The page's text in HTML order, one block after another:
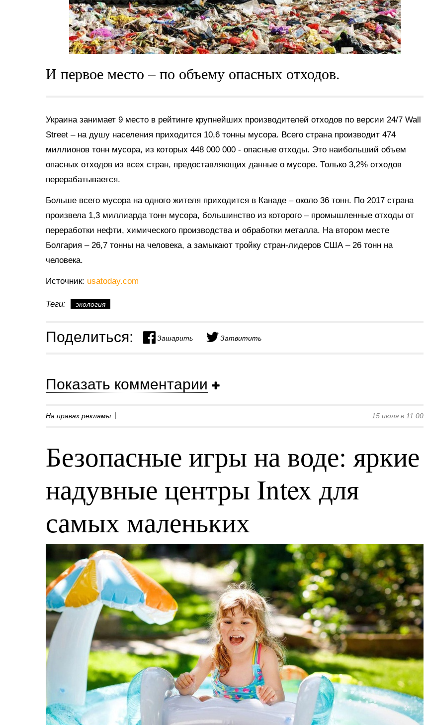
И первое место – по объему опасных отходов.
Украина занимает 9 место в рейтинге крупнейших производителей отходов по версии 24/7 Wall
Street – на душу населения приходится 10,6 тонны мусора. Всего страна производит 474
миллионов тонн мусора, из которых 448 000 000 - опасные отходы. Это наибольший объем
опасных отходов из всех стран, предоставляющих данные о мусоре. Только 3,2% отходов
перерабатывается.
Больше всего мусора на одного жителя приходится в Канаде – около 36 тонн. По 2017 страна
произвела 1,3 миллиарда тонн мусора, большинство из которого – промышленные отходы от
переработки нефти, химического производства и обработки металла. На втором месте
Болгария – 26,7 тонны на человека, а замыкают тройку стран-лидеров США – 26 тонн на
человека.
Источник: usatoday.com
Теги: экология
Поделиться: Зашарить Затвитить
Показать комментарии
На правах рекламы 15 июля в 11:00
Безопасные игры на воде: яркие
надувные центры Intex для
самых маленьких